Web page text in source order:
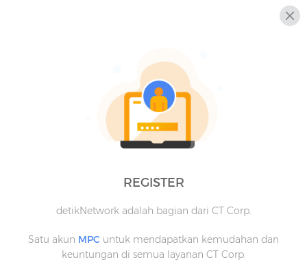
REGISTER
detikNetwork adalah bagian dari CT Corp.
Satu akun MPC untuk mendapatkan kemudahan dan
keuntungan di semua layanan CT Corp.